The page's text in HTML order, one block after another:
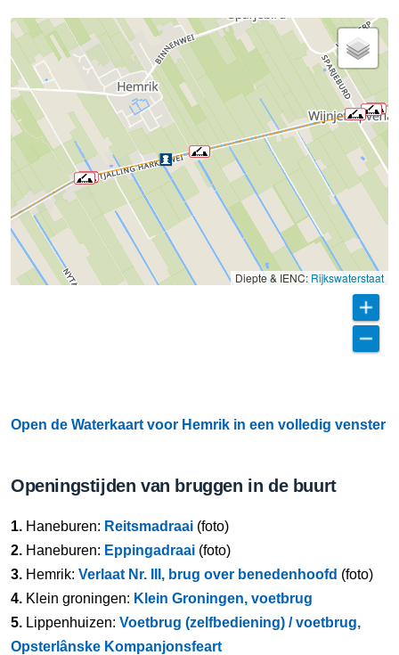
Diepte & IENC: Rijkswaterstaat
Open de Waterkaart voor Hemrik in een volledig venster
Openingstijden van bruggen in de buurt
1. Haneburen: Reitsmadraai (foto)
2. Haneburen: Eppingadraai (foto)
3. Hemrik: Verlaat Nr. III, brug over benedenhoofd (foto)
4. Klein groningen: Klein Groningen, voetbrug
5. Lippenhuizen: Voetbrug (zelfbediening) / voetbrug,
Opsterlânske Kompanjonsfeart